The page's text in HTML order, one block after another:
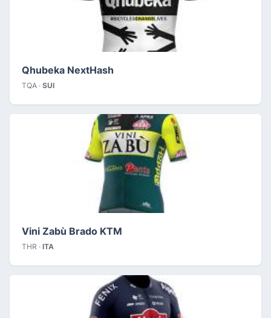
Qhubeka NextHash
TQA · SUI
Vini Zabù Brado KTM
THR · ITA